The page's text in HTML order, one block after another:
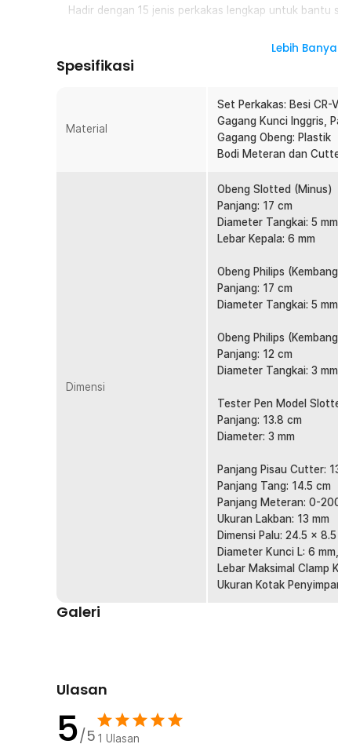
Hadir dengan 15 jenis perkakas lengkap untuk bantu
Material besi CR-V memiliki tingkat kepadatan
Lebih
Spesifikasi
Material
Set Perkakas: Besi CR-V
Gagang Kunci Inggris,
Gagang Obeng: Plastik
Bodi Meteran dan
Dimensi
Obeng Slotted (Minus)
Panjang: 17 cm
Diameter Tangkai: 5 mm
Lebar Kepala: 6 mm
Obeng Philips
Panjang: 17 cm
Diameter Tangkai: 5 mm
Obeng Philips
Panjang: 12 cm
Diameter Tangkai: 3 mm
Tester Pen Model
Panjang: 13.8 cm
Diameter: 3 mm
Panjang Pisau Cutter:
Panjang Tang: 14.5 cm
Panjang Meteran: 0-
Ukuran Lakban: 13 mm
Dimensi Palu: 24.5 x
Diameter Kunci L: 6
Lebar Maksimal Clamp
Ukuran Kotak
Galeri
Ulasan
5/5 1 Ulasan